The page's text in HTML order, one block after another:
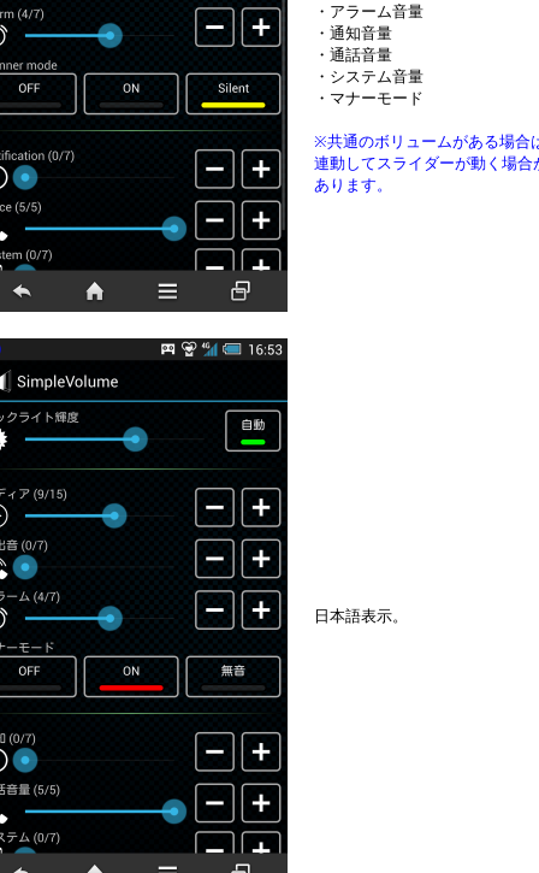
・アラーム音量
・通知音量
・通話音量
・システム音量
・マナーモード
※共通のボリュームがある場合
連動してスライダーが動く場合
あります。
日本語表示。